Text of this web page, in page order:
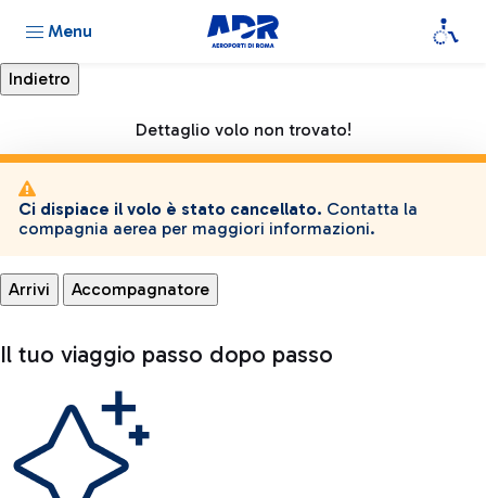
Menu
Dettaglio volo non trovato!
Ci dispiace il volo è stato cancellato. Contatta la
compagnia aerea per maggiori informazioni.
Arrivi Accompagnatore
Il tuo viaggio passo dopo passo